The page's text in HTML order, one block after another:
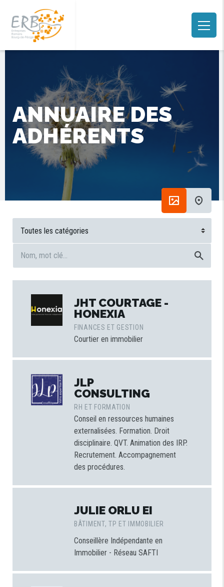
ANNUAIRE DES
ADHÉRENTS
JHT COURTAGE -
HONEXIA
FINANCES ET GESTION
Courtier en immobilier
JLP
CONSULTING
RH ET FORMATION
Conseil en ressources humaines
externalisées. Formation. Droit
disciplinaire. QVT. Animation des IRP.
Recrutement. Accompagnement
des procédures.
JULIE ORLU EI
BÂTIMENT, TP ET IMMOBILIER
Conseillère Indépendante en
Immobilier - Réseau SAFTI